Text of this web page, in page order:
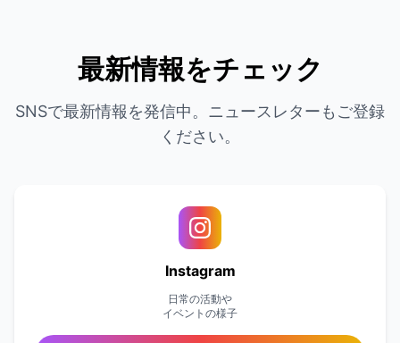
最新情報をチェック
SNSで最新情報を発信中。ニュースレターもご登録
ください。
Instagram
日常の活動や
イベントの様子